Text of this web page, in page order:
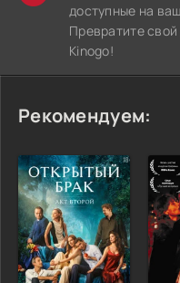
доступные на
Превратите
Kinogo!
Рекомендуем: